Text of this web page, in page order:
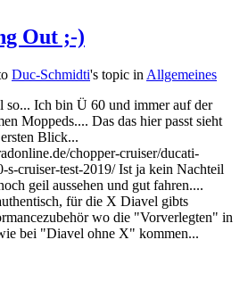
Out ;-)
Duc-Schmidti's topic in Allgemeines
so... Ich bin Ü 60 und immer auf der
Moppeds.... Das das hier passt sieht
Blick...
chopper-cruiser/ducati-
s-cruiser-test-2019/ Ist ja kein Nachteil
geil aussehen und gut fahren....
für die X Diavel gibts
wo die "Vorverlegten" in
bei "Diavel ohne X" kommen...